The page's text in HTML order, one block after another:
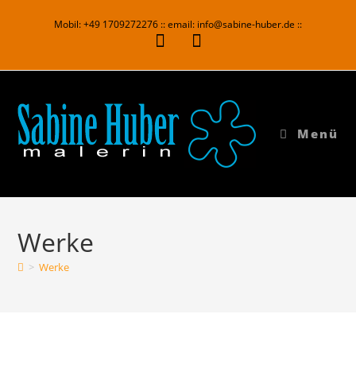
Mobil: +49 1709272276 :: email: info@sabine-huber.de ::
Menü
Werke
> Werke